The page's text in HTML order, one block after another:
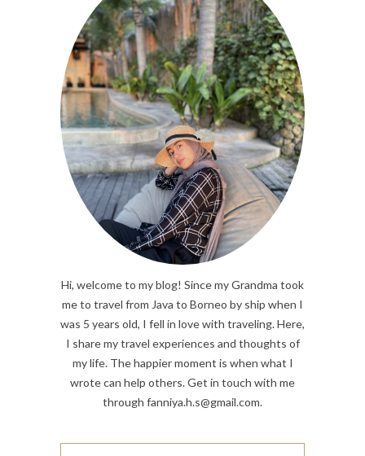
Hi, welcome to my blog! Since my Grandma took
me to travel from Java to Borneo by ship when I
was 5 years old, I fell in love with traveling. Here,
I share my travel experiences and thoughts of
my life. The happier moment is when what I
wrote can help others. Get in touch with me
through fanniya.h.s@gmail.com.